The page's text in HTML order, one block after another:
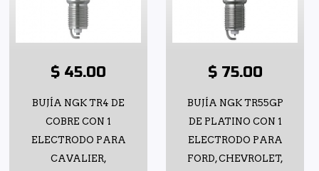
$ 45.00
BUJÍA NGK TR4 DE
COBRE CON 1
ELECTRODO PARA
CAVALIER,
$ 75.00
BUJÍA NGK TR55GP
DE PLATINO CON 1
ELECTRODO PARA
FORD, CHEVROLET,